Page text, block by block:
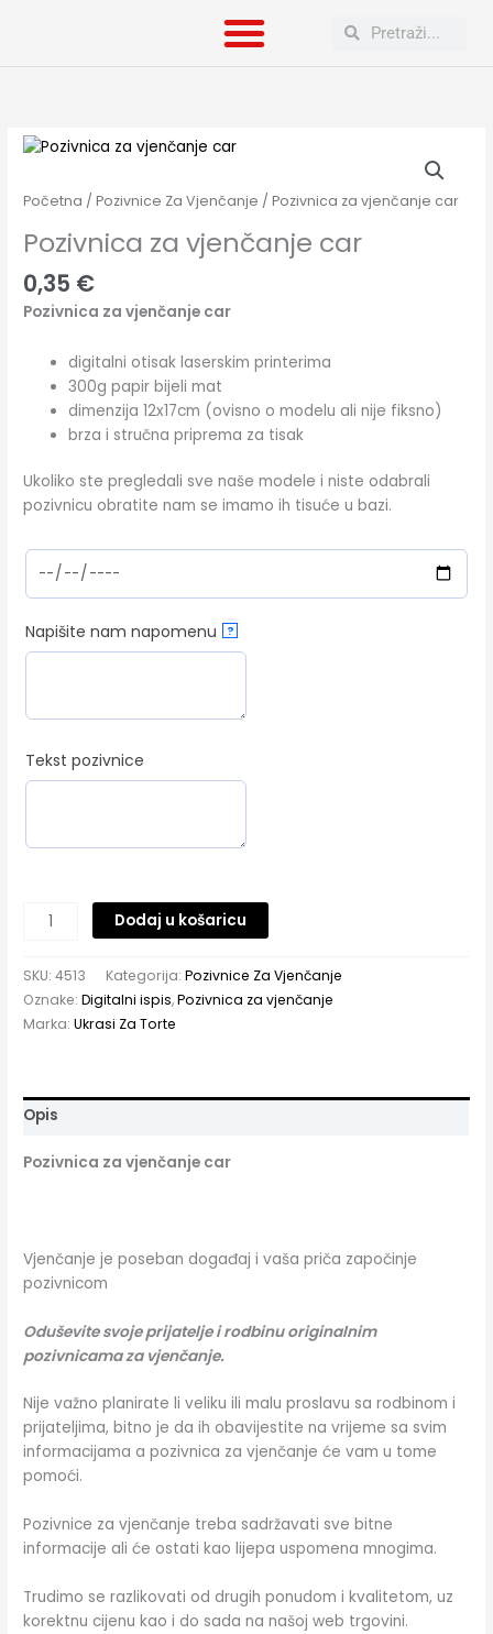
SearchSearch
Početna /Pozivnice Za Vjenčanje / Pozivnica za vjenčanje car
Pozivnica za vjenčanje car
0,35 €
Pozivnica za vjenčanje car
digitalni otisak laserskim printerima
300g papir bijeli mat
dimenzija 12x17cm (ovisno o modelu ali nije fiksno)
brza i stručna priprema za tisak
Ukoliko ste pregledali sve naše modele i niste odabrali
pozivnicu obratite nam se imamo ih tisuće u bazi.
Napišite nam napomenu ?
Tekst pozivnice
Pozivnica
vjenčanje
količina
Dodaj u košaricu
SKU:4513 Kategorija:Pozivnice Za Vjenčanje
Oznake:Digitalni ispis,Pozivnica za vjenčanje
Marka:Ukrasi Za Torte
Opis
Pozivnica za vjenčanje car
Vjenčanje je poseban događaj i vaša priča započinje
pozivnicom
Oduševite svoje prijatelje i rodbinu originalnim
pozivnicama za vjenčanje.
Nije važno planirate li veliku ili malu proslavu sa rodbinom i
prijateljima, bitno je da ih obavijestite na vrijeme sa svim
informacijama a pozivnica za vjenčanje će vam u tome
pomoći.
Pozivnice za vjenčanje treba sadržavati sve bitne
informacije ali će ostati kao lijepa uspomena mnogima.
Trudimo se razlikovati od drugih ponudom i kvalitetom, uz
korektnu cijenu kao i do sada na našoj web trgovini.